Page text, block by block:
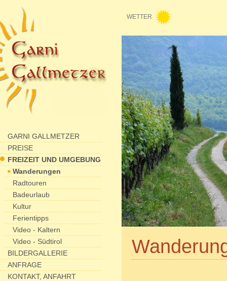
WETTER
GARNI GALLMETZER
PREISE
FREIZEIT UND UMGEBUNG
Wanderungen
Radtouren
Badeurlaub
Kultur
Ferientipps
Video - Kaltern
Video - Südtirol
BILDERGALLERIE
ANFRAGE
KONTAKT, ANFAHRT